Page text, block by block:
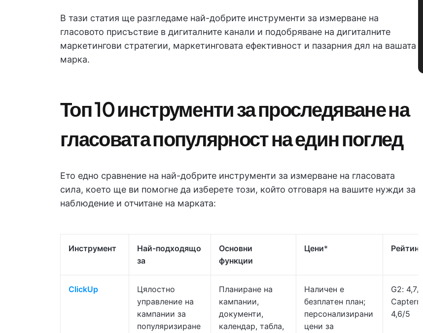
В тази статия ще разгледаме най-добрите инструменти за измерване на
гласовото присъствие в дигиталните канали и подобряване на дигиталните
маркетингови стратегии, маркетинговата ефективност и пазарния дял на вашата
марка.
Топ 10 инструменти за проследяване на
гласовата популярност на един поглед
Ето едно сравнение на най-добрите инструменти за измерване на гласовата
сила, което ще ви помогне да изберете този, който отговаря на вашите нужди за
наблюдение и отчитане на марката:
Инструмент
Най-подходящо
за
Основни
функции
Цени* Рейтинги
ClickUp
Цялостно
управление на
кампании за
популяризиране
Планиране на
кампании,
документи,
календар, табла,
Наличен е
безплатен план;
персонализирани
цени за
G2: 4,7/5,
Capterra:
4,6/5